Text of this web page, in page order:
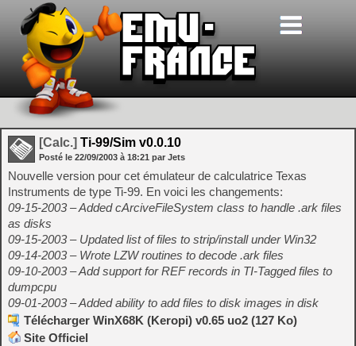
[Calc.] Ti-99/Sim v0.0.10
Posté le 22/09/2003 à 18:21 par Jets
Nouvelle version pour cet émulateur de calculatrice Texas
Instruments de type Ti-99. En voici les changements:
09-15-2003 – Added cArciveFileSystem class to handle .ark files
as disks
09-15-2003 – Updated list of files to strip/install under Win32
09-14-2003 – Wrote LZW routines to decode .ark files
09-10-2003 – Add support for REF records in TI-Tagged files to
dumpcpu
09-01-2003 – Added ability to add files to disk images in disk
Télécharger WinX68K (Keropi) v0.65 uo2 (127 Ko)
Site Officiel